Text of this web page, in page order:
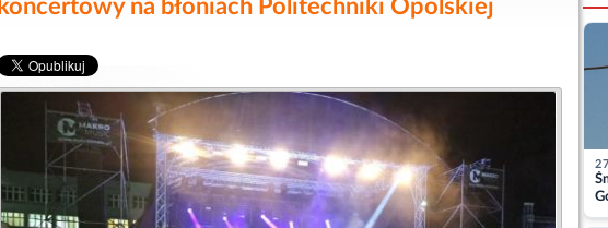
koncertowy na błoniach Politechniki Opolskiej